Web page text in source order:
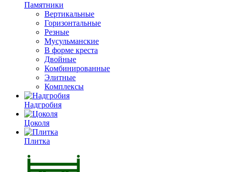
Памятники
Вертикальные
Горизонтальные
Резные
Мусульманские
В форме креста
Двойные
Комбинированные
Элитные
Комплексы
Надгробия
Цоколя
Плитка